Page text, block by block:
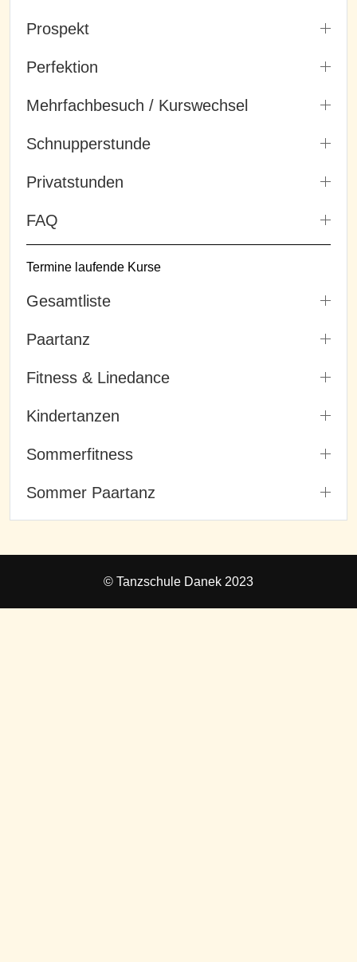
Prospekt
Perfektion
Mehrfachbesuch / Kurswechsel
Schnupperstunde
Privatstunden
FAQ
Termine laufende Kurse
Gesamtliste
Paartanz
Fitness & Linedance
Kindertanzen
Sommerfitness
Sommer Paartanz
© Tanzschule Danek 2023